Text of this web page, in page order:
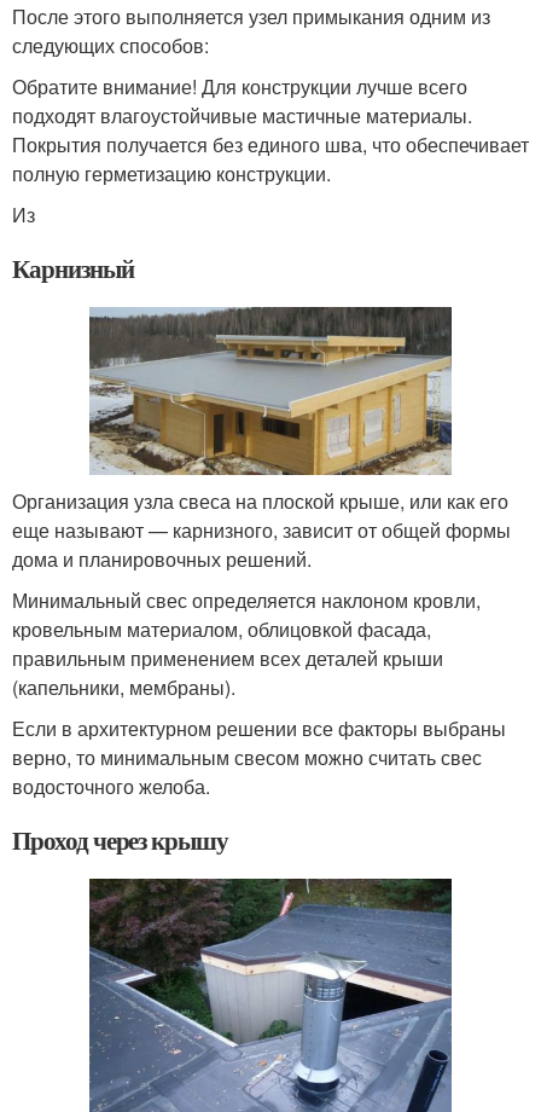
После этого выполняется узел примыкания одним из
следующих способов:
Обратите внимание! Для конструкции лучше всего
подходят влагоустойчивые мастичные материалы.
Покрытия получается без единого шва, что обеспечивает
полную герметизацию конструкции.
Из
Карнизный
Организация узла свеса на плоской крыше, или как его
еще называют — карнизного, зависит от общей формы
дома и планировочных решений.
Минимальный свес определяется наклоном кровли,
кровельным материалом, облицовкой фасада,
правильным применением всех деталей крыши
(капельники, мембраны).
Если в архитектурном решении все факторы выбраны
верно, то минимальным свесом можно считать свес
водосточного желоба.
Проход через крышу